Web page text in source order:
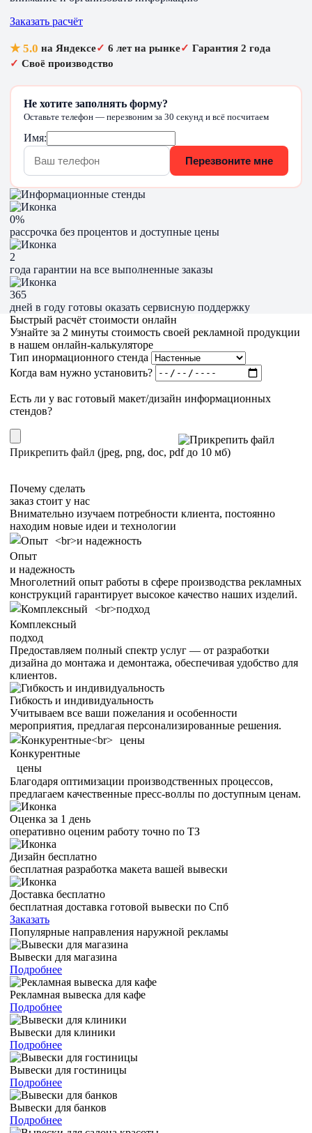
Заказать расчёт
★ 5.0 на Яндексе✓ 6 лет на рынке✓ Гарантия 2 года
✓ Своё производство
Не хотите заполнять форму?
Оставьте телефон — перезвоним за 30 секунд и всё посчитаем
Имя:
Перезвоните мне
0%
рассрочка без процентов и доступные цены
2
года гарантии на все выполненные заказы
365
дней в году готовы оказать сервисную поддержку
Быстрый расчёт стоимости онлайн
Узнайте за 2 минуты стоимость своей рекламной продукции
в нашем онлайн-калькуляторе
Тип инормационного стенда
Когда вам нужно установить?
Есть ли у вас готовый макет/дизайн информационных
стендов?
Прикрепить файл (jpeg, png, doc, pdf до 10 мб)
Почему сделать
заказ стоит у нас
Внимательно изучаем потребности клиента, постоянно
находим новые идеи и технологии
Опыт
и надежность
Многолетний опыт работы в сфере производства рекламных
конструкций гарантирует высокое качество наших изделий.
Комплексный
подход
Предоставляем полный спектр услуг — от разработки
дизайна до монтажа и демонтажа, обеспечивая удобство для
клиентов.
Гибкость и индивидуальность
Учитываем все ваши пожелания и особенности
мероприятия, предлагая персонализированные решения.
Конкурентные
цены
Благодаря оптимизации производственных процессов,
предлагаем качественные пресс-воллы по доступным ценам.
Оценка за 1 день
оперативно оценим работу точно по ТЗ
Дизайн бесплатно
бесплатная разработка макета вашей вывески
Доставка бесплатно
бесплатная доставка готовой вывески по Спб
Заказать
Популярные направления наружной рекламы
Вывески для магазина
Подробнее
Рекламная вывеска для кафе
Подробнее
Вывески для клиники
Подробнее
Вывески для гостиницы
Подробнее
Вывески для банков
Подробнее